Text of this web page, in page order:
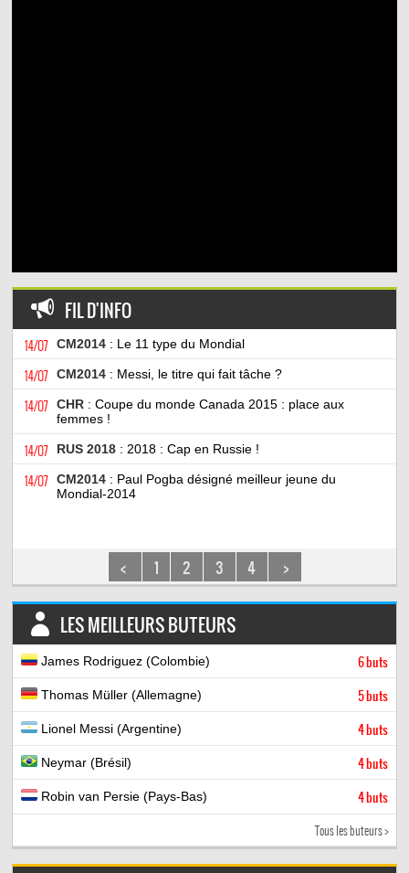
FIL D'INFO
14/07 CM2014 : Le 11 type du Mondial
14/07 CM2014 : Messi, le titre qui fait tâche ?
14/07 CHR : Coupe du monde Canada 2015 : place aux
femmes !
14/07 RUS 2018 : 2018 : Cap en Russie !
14/07 CM2014 : Paul Pogba désigné meilleur jeune du
Mondial-2014
< 1 2 3 4 >
LES MEILLEURS BUTEURS
James Rodriguez (Colombie) 6 buts
Thomas Müller (Allemagne) 5 buts
Lionel Messi (Argentine) 4 buts
Neymar (Brésil) 4 buts
Robin van Persie (Pays-Bas) 4 buts
Tous les buteurs >